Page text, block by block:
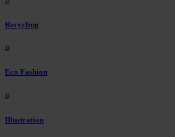
Recycling
#
Eco Fashion
#
Illustration